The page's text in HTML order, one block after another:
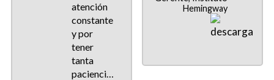
atención
constante
y por
tener
tanta
paciencia...
Hemingway